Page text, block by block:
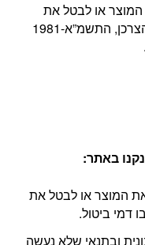
או לבטל את
העסקה, בהתאם להוראות חוק הגנת הצרכן, התשמ”א-1981
באתר:
המוצר או לבטל את
דמי ביטול.
ובתנאי שלא נעשה